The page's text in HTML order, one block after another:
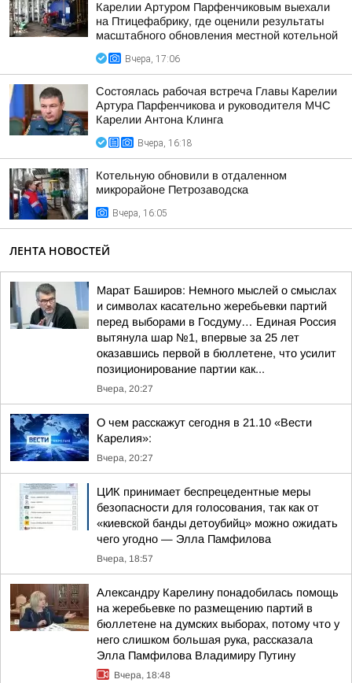
Карелии Артуром Парфенчиковым выехали
на Птицефабрику, где оценили результаты
масштабного обновления местной котельной
Вчера, 17:06
Состоялась рабочая встреча Главы Карелии
Артура Парфенчикова и руководителя МЧС
Карелии Антона Клинга
Вчера, 16:18
Котельную обновили в отдаленном
микрорайоне Петрозаводска
Вчера, 16:05
ЛЕНТА НОВОСТЕЙ
Марат Баширов: Немного мыслей о смыслах
и символах касательно жеребьевки партий
перед выборами в Госдуму… Единая Россия
вытянула шар №1, впервые за 25 лет
оказавшись первой в бюллетене, что усилит
позиционирование партии как...
Вчера, 20:27
О чем расскажут сегодня в 21.10 «Вести
Карелия»:
Вчера, 20:27
ЦИК принимает беспрецедентные меры
безопасности для голосования, так как от
«киевской банды детоубийц» можно ожидать
чего угодно — Элла Памфилова
Вчера, 18:57
Александру Карелину понадобилась помощь
на жеребьевке по размещению партий в
бюллетене на думских выборах, потому что у
него слишком большая рука, рассказала
Элла Памфилова Владимиру Путину
Вчера, 18:48